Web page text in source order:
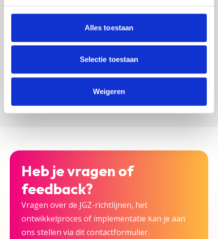
Alles toestaan
Selectie toestaan
Weigeren
Ik ga akkoord dat mijn gegevens
worden gedeeld met de
zijn bij deze JGZ-richtlijn.
Versturen
Heb je vragen of
feedback?
Vragen over de JGZ-richtlijnen, het
ontwikkelproces of implementatie kan je aan
ons stellen via dit contactformulier.